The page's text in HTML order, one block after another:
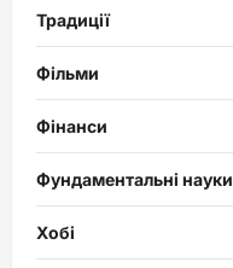
Традиції
Фільми
Фінанси
Фундаментальні науки
Хобі